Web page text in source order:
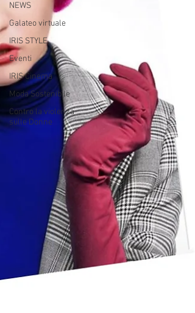
NEWS
Galateo virtuale
IRIS STYLE
Eventi
IRIS Cinema
Moda Sostenibile
Contro la violenza
sulle Donne